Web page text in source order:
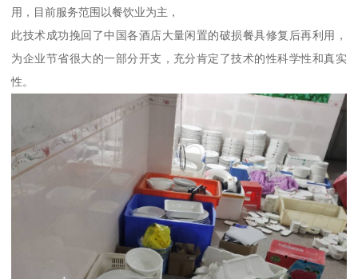
用，目前服务范围以餐饮业为主，
此技术成功挽回了中国各酒店大量闲置的破损餐具修复后再利用，
为企业节省很大的一部分开支，充分肯定了技术的性科学性和真实
性。